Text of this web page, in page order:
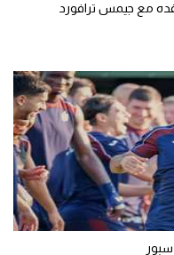
مع جيمس ترافورد